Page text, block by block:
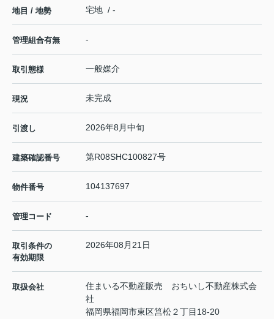
地目 / 地勢 宅地 / -
管理組合有無 -
取引態様 一般媒介
現況 未完成
引渡し 2026年8月中旬
建築確認番号 第R08SHC100827号
物件番号 104137697
管理コード -
取引条件の
有効期限
2026年08月21日
取扱会社
住まいる不動産販売 おちいし不動産株式会
社
福岡県福岡市東区筥松２丁目18-20